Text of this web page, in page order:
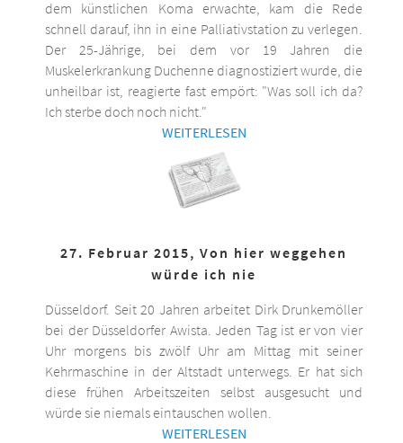
dem künstlichen Koma erwachte, kam die Rede
schnell darauf, ihn in eine Palliativstation zu verlegen.
Der 25-Jährige, bei dem vor 19 Jahren die
Muskelerkrankung Duchenne diagnostiziert wurde, die
unheilbar ist, reagierte fast empört: "Was soll ich da?
Ich sterbe doch noch nicht."
WEITERLESEN
27. Februar 2015, Von hier weggehen
würde ich nie
Düsseldorf. Seit 20 Jahren arbeitet Dirk Drunkemöller
bei der Düsseldorfer Awista. Jeden Tag ist er von vier
Uhr morgens bis zwölf Uhr am Mittag mit seiner
Kehrmaschine in der Altstadt unterwegs. Er hat sich
diese frühen Arbeitszeiten selbst ausgesucht und
würde sie niemals eintauschen wollen.
WEITERLESEN